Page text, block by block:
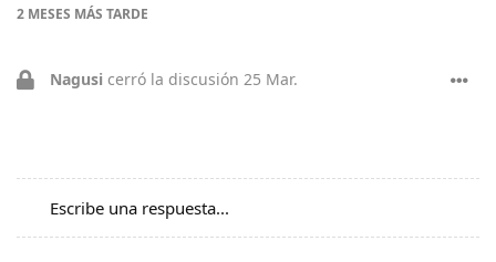
2 MESES MÁS TARDE
Nagusi cerró la discusión 25 Mar.
Escribe una respuesta...